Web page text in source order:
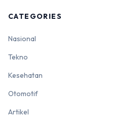
CATEGORIES
Nasional
Tekno
Kesehatan
Otomotif
Artikel